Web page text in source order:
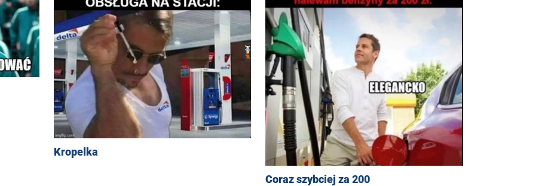
Kropelka
Coraz szybciej za 200